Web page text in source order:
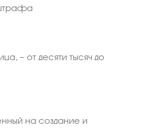
— от десяти тысяч до
на создание и